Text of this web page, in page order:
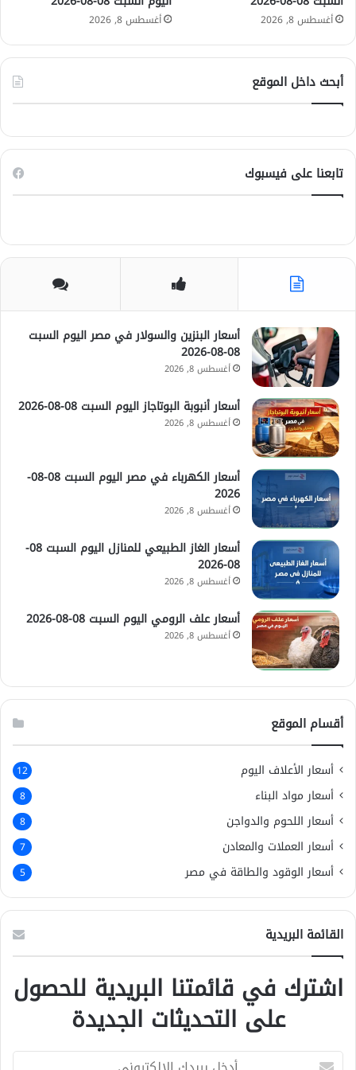
2
6
ت
0
8
-
0
8
-
0
6
أغسطس 8, 2026 أغسطس 8, 2026
أبحث داخل الموقع
تابعنا على فيسبوك
أسعار البنزين والسولار في مصر اليوم السبت
08-08-2026
أغسطس 8, 2026
أسعار أنبوبة البوتاجاز اليوم السبت 08-08-2026
أغسطس 8, 2026
أسعار الكهرباء في مصر اليوم السبت 08-08-
2026
أغسطس 8, 2026
أسعار الغاز الطبيعي للمنازل اليوم السبت 08-
08-2026
أغسطس 8, 2026
أسعار علف الرومي اليوم السبت 08-08-2026
أغسطس 8, 2026
أقسام الموقع
أسعار الأعلاف اليوم 12
أسعار مواد البناء 8
أسعار اللحوم والدواجن 8
أسعار العملات والمعادن 7
أسعار الوقود والطاقة في مصر 5
القائمة البريدية
اشترك في قائمتنا البريدية للحصول
على التحديثات الجديدة
أ